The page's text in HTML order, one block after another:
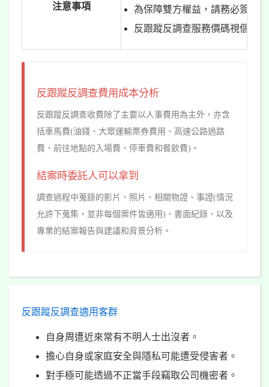
注意事項
為保障雙方權益，請務必簽訂
反跟蹤反調查服務價碼視個案
反跟蹤反調查費用成本分析
反跟蹤反調查收費除了主要以人事費用為主外，亦含
括車馬費(油錢、大眾運輸票券費用、高速公路過路
費、前往地點的入場費、停車費和餐飲費)。
結案時委託人可以拿到
調查過程中蒐錄的影片、照片、相關物證、事證(情況
允許下蒐集，並非每個案件皆適用)、書面紀錄、以及
專業的結案報告與建議和背景分析。
反跟蹤反調查適用客群
自身周遭近來常有不明人士出沒者。
擔心自身或家庭安全與隱私可能遭受侵害者。
對手極可能透過不正當手段竊取公司機密者。